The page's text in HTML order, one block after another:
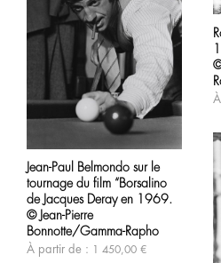
a
a
plusieurs
variations.
Les
options
peuvent
être
Jean-Paul Belmondo sur le
tournage du film “Borsalino
de Jacques Deray en 1969.
© Jean-Pierre
Bonnotte/Gamma-Rapho
À partir de : 1 450,00 €